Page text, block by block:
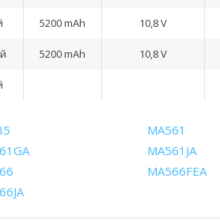
5200 mAh 10,8 V
5200 mAh 10,8 V
MA561
MA561JA
MA566FEA